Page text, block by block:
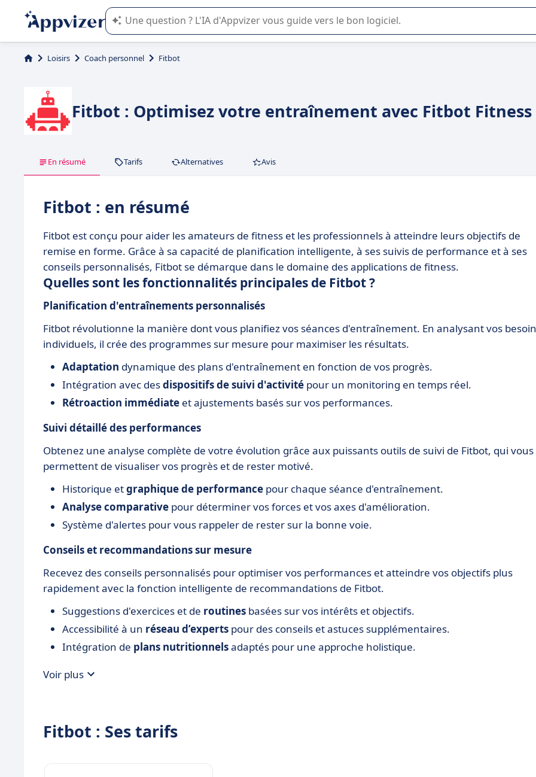
L'IA de Appvizer vous guide dans l'utilisation ou la sélection de logiciel SaaS en entreprise.
Loisirs Coach personnel Fitbot
Fitbot : Optimisez votre entraînement avec Fitbot Fitness
En résumé Tarifs Alternatives Avis
Fitbot : en résumé
Fitbot est conçu pour aider les amateurs de fitness et les professionnels à atteindre leurs objectifs de
remise en forme. Grâce à sa capacité de planification intelligente, à ses suivis de performance et à ses
conseils personnalisés, Fitbot se démarque dans le domaine des applications de fitness.
Quelles sont les fonctionnalités principales de Fitbot ?
Planification d'entraînements personnalisés
Fitbot révolutionne la manière dont vous planifiez vos séances d'entraînement. En analysant vos
individuels, il crée des programmes sur mesure pour maximiser les résultats.
Adaptation dynamique des plans d'entraînement en fonction de vos progrès.
Intégration avec desdispositifs de suivi d'activité pour un monitoring en temps réel.
Rétroaction immédiate et ajustements basés sur vos performances.
Suivi détaillé des performances
Obtenez une analyse complète de votre évolution grâce aux puissants outils de suivi de Fitbot, qui vous
permettent de visualiser vos progrès et de rester motivé.
Historique etgraphique de performance pour chaque séance d'entraînement.
Analyse comparative pour déterminer vos forces et vos axes d'amélioration.
Système d'alertes pour vous rappeler de rester sur la bonne voie.
Conseils et recommandations sur mesure
Recevez des conseils personnalisés pour optimiser vos performances et atteindre vos objectifs plus
rapidement avec la fonction intelligente de recommandations de Fitbot.
Suggestions d'exercices et de routines basées sur vos intérêts et objectifs.
Accessibilité à un réseau d’experts pour des conseils et astuces supplémentaires.
Intégration de plans nutritionnelsadaptés pour une approche holistique.
Voir plus
Fitbot : Ses tarifs